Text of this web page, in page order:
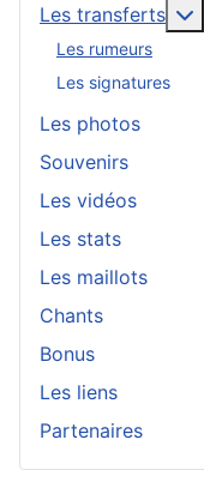
Les transferts
Les rumeurs
Les signatures
Les photos
Souvenirs
Les vidéos
Les stats
Les maillots
Chants
Bonus
Les liens
Partenaires